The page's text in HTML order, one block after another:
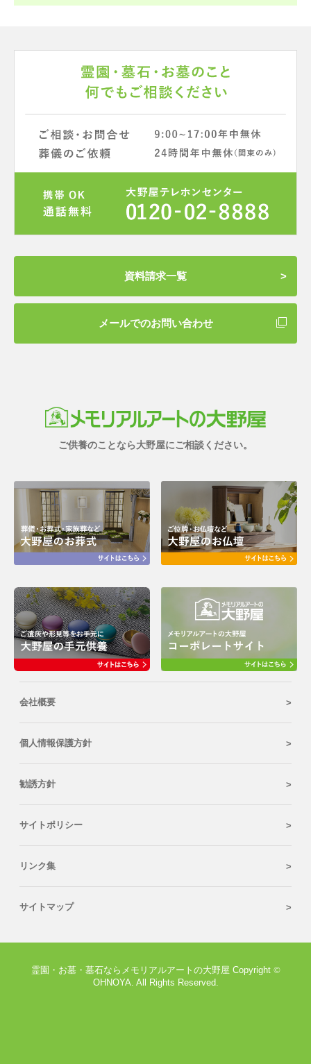
資料請求一覧
メールでのお問い合わせ
ご供養のことなら大野屋にご相談ください。
会社概要
個人情報保護方針
勧誘方針
サイトポリシー
リンク集
サイトマップ
霊園・お墓・墓石ならメモリアルアートの大野屋 Copyright ©
OHNOYA. All Rights Reserved.